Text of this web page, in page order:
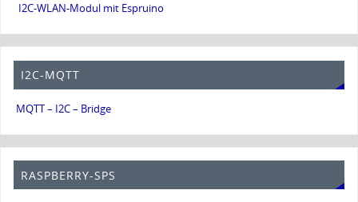
I2C-WLAN-Modul mit Espruino
I2C-MQTT
MQTT – I2C – Bridge
RASPBERRY-SPS